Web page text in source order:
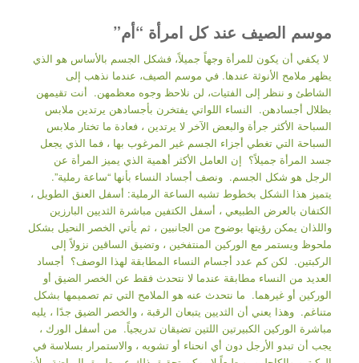
موسم الصيف عند كل امرأة “أم”
لا يكفي أن يكون للمرأة وجهاً جميلاً، فشكل الجسم بالأساس هو الذي
يظهر ملامح الأنوثة عندها. في موسم الصيف، عندما نذهب إلى
الشاطئ و ننظر إلى الفتيات، لن نلاحظ وجوه معظمهن. أنت تقيمهن
بظلال أجسادهن. النساء اللواتي يفتخرن بأجسادهن يرتدين ملابس
السباحة الأكثر جرأة والبعض الآخر لا يرتدين ، فعادة ما تختار ملابس
السباحة التي تغطي أجزاء الجسم غير المرغوب بها ، فما الذي يجعل
جسد المرأة جميلاً؟ إن العامل الأكثر أهمية الذي يميز المرأة عن
الرجل هو شكل الجسم. ونصف أجساد النساء بأنها “ساعة رملية”.
يتميز هذا الشكل بخطوط تشبه الساعة الرملية: أسفل العنق الطويل ،
الكتفان بالعرض الطبيعي ، أسفل الكتفين مباشرة الثديين البارزين
واللذان يمكن رؤيتها بوضوح من الجانبين ، ثم يأتي الخصر النحيل بشكل
ملحوظ ويستمر مع الوركين المنتفخين ، وتضيق الساقين نزولاً إلى
الركبتين. لكن كم عدد أجسام النساء المطابقة لهذا الوصف؟ أجساد
العديد من النساء مطابقة عندما لا نتحدث فقط عن الخصر الضيق أو
الوركين أو غيرهما. ما نتحدث عنه هو الملامح التي تم تصميمها بشكل
متناغم. وهذا يعني أن الثديين يتبعان الرقبة ، والخصر الضيق جدًا ، يليه
مباشرة الوركين الكبيرتين اللتين تضيقان تدريجياً. من أسفل الورك ،
يجب أن تبدو الأرجل دون أي انحناء أو تشويه ، والاستمرار بسلاسة في